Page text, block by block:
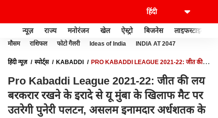
न्यूज़ राज्य मनोरंजन खेल ऐस्ट्रो बिजनेस लाइफस्टाइल
मौसम राशिफल फोटो गैलरी Ideas of India INDIA AT 2047
हिंदी न्यूज़ स्पोर्ट्स KABADDI
PRO KABADDI LEAGUE 2021-22: जीत की
अर्धशतक के करीब
Pro Kabaddi League 2021-22: जीत की लय
बरकरार रखने के इरादे से यू मुंबा के खिलाफ मैट पर
उतरेगी पुनेरी पलटन, असलम इनामदार अर्धशतक के